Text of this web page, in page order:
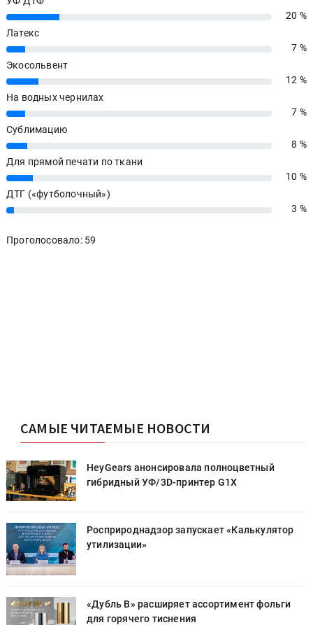
20%
20 %
Латекс
7%
7 %
Экосольвент
12%
12 %
На водных чернилах
7%
7 %
Сублимацию
8%
8 %
Для прямой печати по ткани
10%
10 %
ДТГ («футболочный»)
3% 3 %
Проголосовало: 59
САМЫЕ ЧИТАЕМЫЕ НОВОСТИ
HeyGears анонсировала полноцветный
гибридный УФ/3D-принтер G1X
Росприроднадзор запускает «Калькулятор
утилизации»
«Дубль В» расширяет ассортимент фольги
для горячего тиснения